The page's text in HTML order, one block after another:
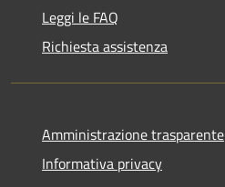
Leggi le FAQ
Richiesta assistenza
Amministrazione trasparente
Informativa privacy